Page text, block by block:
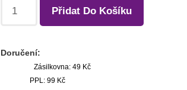
Přidat Do Košíku
Doručení:
Zásilkovna: 49 Kč
PPL: 99 Kč